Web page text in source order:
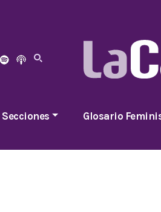
Secciones Glosario